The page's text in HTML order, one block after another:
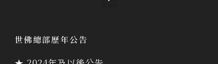
世佛總部歷年公告